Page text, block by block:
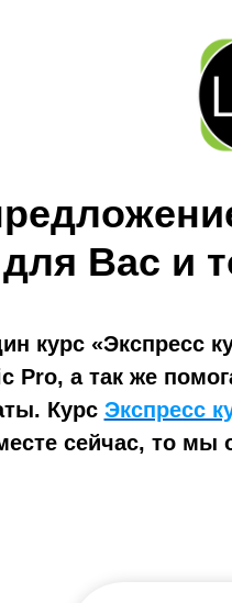
Вас и
курс«Экспресс
Pro, а так же
Курс Экспресс
сейчас, то